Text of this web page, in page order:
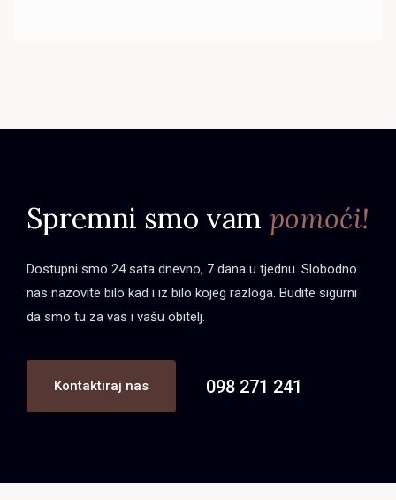
Spremni smo vam pomoći!
Dostupni smo 24 sata dnevno, 7 dana u tjednu. Slobodno
nas nazovite bilo kad i iz bilo kojeg razloga. Budite sigurni
da smo tu za vas i vašu obitelj.
Kontaktiraj nas 098 271 241